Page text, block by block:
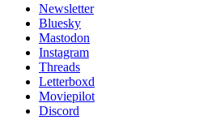
Newsletter
Bluesky
Mastodon
Instagram
Threads
Letterboxd
Moviepilot
Discord